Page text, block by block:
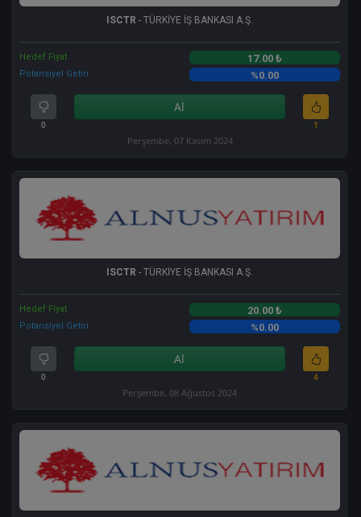
ISCTR - TÜRKİYE İŞ BANKASI A.Ş.
Hedef Fiyat 17.00 ₺
Potansiyel Getiri %0.00
0
Al
1
Perşembe, 07 Kasım 2024
ISCTR - TÜRKİYE İŞ BANKASI A.Ş.
Hedef Fiyat 20.00 ₺
Potansiyel Getiri %0.00
0
Al
4
Perşembe, 08 Ağustos 2024